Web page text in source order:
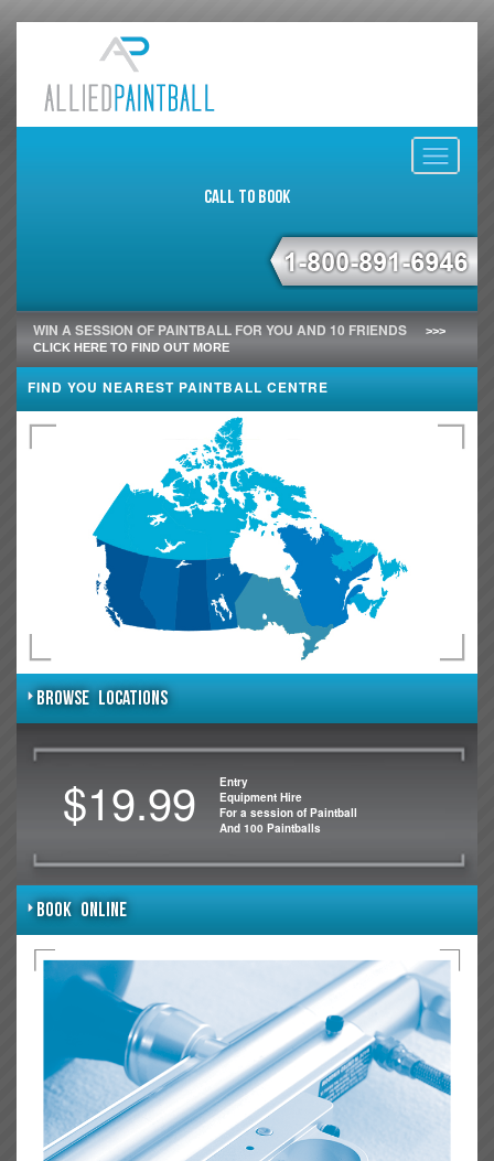
Toggle
Call to Book
WIN A SESSION OF PAINTBALL FOR YOU AND 10 FRIENDS
>>>
CLICK HERE TO FIND OUT MORE
FIND YOU NEAREST PAINTBALL CENTRE
BROWSE LOCATIONS
$19.99
Entry
Equipment Hire
For a session of Paintball
And 100 Paintballs
BOOK ONLINE